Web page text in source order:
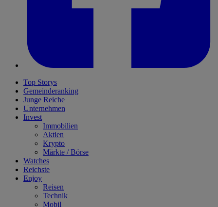
Top Storys
Gemeinderanking
Junge Reiche
Unternehmen
Invest
Immobilien
Aktien
Krypto
Märkte / Börse
Watches
Reichste
Enjoy
Reisen
Technik
Mobil